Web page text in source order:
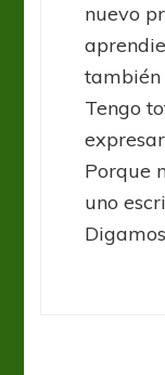
nuevo
también
Tengo
Porque
uno